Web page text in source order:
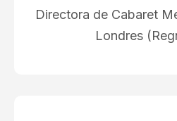
Directora de Cabaret
Londres